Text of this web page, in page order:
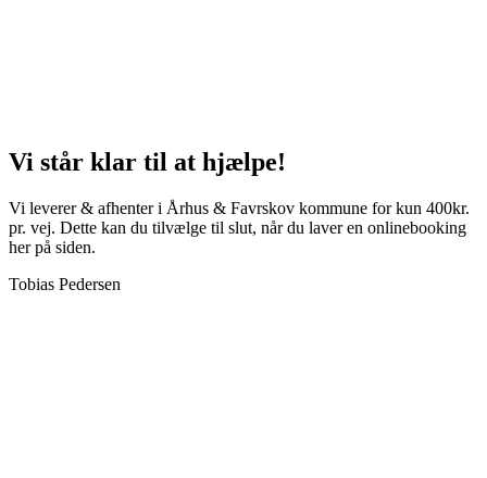
Vi står klar til at hjælpe!
Vi leverer & afhenter i Århus & Favrskov kommune for kun 400kr.
pr. vej. Dette kan du tilvælge til slut, når du laver en onlinebooking
her på siden.
Tobias Pedersen